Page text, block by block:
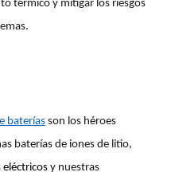
térmico y mitigar los riesgos
baterías son los héroes
baterías de iones de litio,
eléctricos y nuestras